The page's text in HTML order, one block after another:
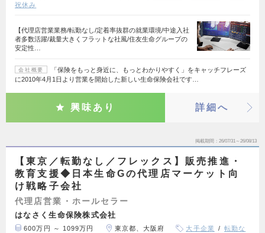
祝休み
【代理店営業業務/転勤なし/定着率抜群の就業環境/中途入社
者多数活躍/裁量大きくフラットな社風/住友生命グループの
安定性…
会社概要
「保険をもっと身近に、もっとわかりやすく」をキャッチフレーズ
に2010年4月1日より営業を開始した新しい生命保険会社です…
興味あり 詳細へ
掲載期間 26/07/31～26/08/13
【東京／転勤なし／フレックス】販売推進・
教育支援◆日本生命Gの代理店マーケット向
け戦略子会社
代理店営業・ホールセラー
はなさく生命保険株式会社
600万円 ～ 1099万円 東京都、大阪府 大手企業
転勤な